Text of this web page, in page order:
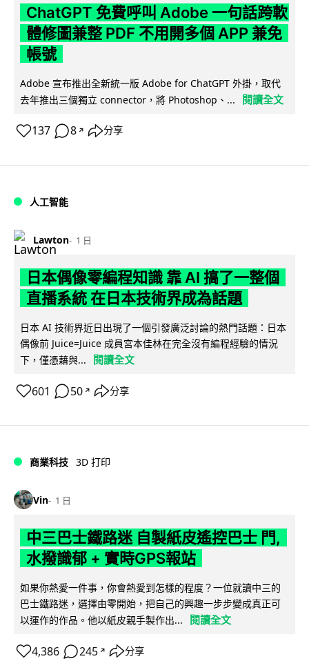
ChatGPT 免費呼叫 Adobe 一句話跨軟
體修圖兼整 PDF 不用開多個 APP 兼免
帳號
Adobe 宣布推出全新統一版 Adobe for ChatGPT 外掛，取代
去年推出三個獨立 connector，將 Photoshop、...
閱讀全文
137 8 ↗ 分享
人工智能
Lawton 1 日
日本偶像零編程知識 靠 AI 搞了一整個
直播系統 在日本技術界成為話題
日本 AI 技術界近日出現了一個引發廣泛討論的熱門話題：日本
偶像前 Juice=Juice 成員宮本佳林在完全沒有編程經驗的情況
下，僅憑藉與...
閱讀全文
601 50 ↗ 分享
商業科技 3D 打印
Vin 1 日
中三巴士鐵路迷 自製紙皮遙控巴士 門,
水撥識郁 + 實時GPS報站
如果你熱愛一件事，你會熱愛到怎樣的程度？一位就讀中三的
巴士鐵路迷，選擇由零開始，把自己的興趣一步步變成真正可
以運作的作品。他以紙皮親手製作出...
閱讀全文
4,386 245 ↗ 分享